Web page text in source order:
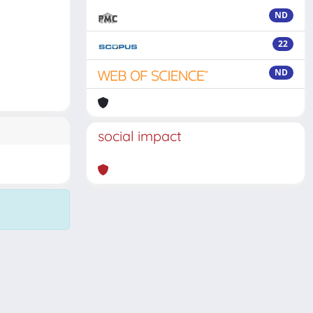
ND
22
ND
social impact